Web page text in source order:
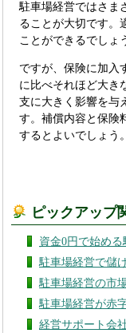
駐車場経営ではさま
ることが大切です。
ことができるでしょ
ですが、保険に加入
に比べそれほど大き
支に大きく影響を与
す。補償内容と保険
するとよいでしょう。
ピックアップ
資金0円で始め
駐車場経営で儲
駐車場経営の市
駐車場経営が赤
経営サポート会